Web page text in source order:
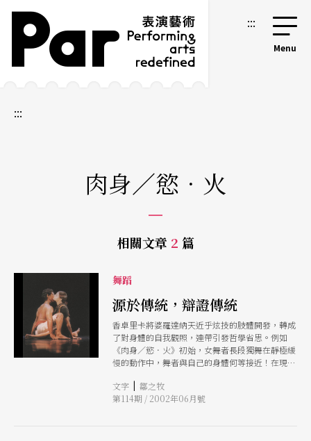
跳到主要內容區塊
網站導覽 :::
:::
肉身／慾．火
相關文章 2 篇
舞蹈
源於傳統，辯證傳統
香卓里卡將婆羅達納天近乎炫技的肢體開發，轉成
了對身體的自我觀照，連帶引發哲學省思。例如
《肉身／慾．火》初始，女舞者長段獨舞在靜極緩
慢的動作中，舞者與自己的身體何等接近！在現場
者的生命與亙古循環的時間同時開展。
文字 | 鄒之牧
第114期 / 2002年06月號